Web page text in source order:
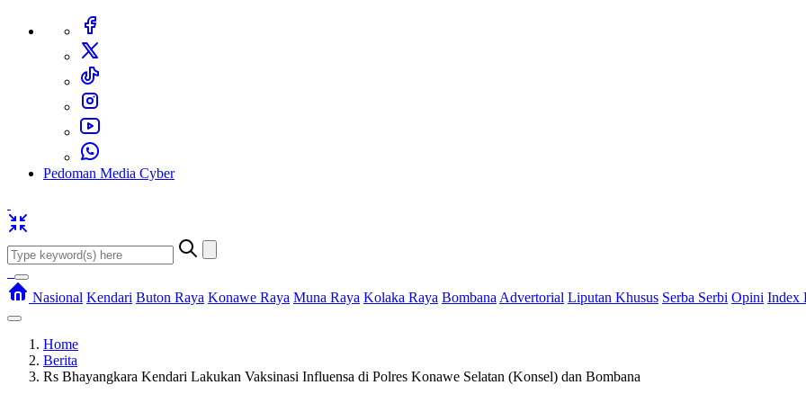
Pedoman Media Cyber
Nasional Kendari Buton Raya Konawe Raya Muna Raya Kolaka Raya Bombana Advertorial Liputan Khusus Serba Serbi Opini Index
Home
Berita
Rs Bhayangkara Kendari Lakukan Vaksinasi Influensa di Polres Konawe Selatan (Konsel) dan Bombana